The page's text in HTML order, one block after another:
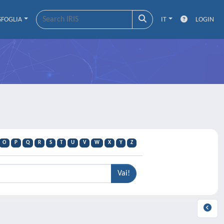
IT LOGIN
O P Q R S T U V W X Y Z